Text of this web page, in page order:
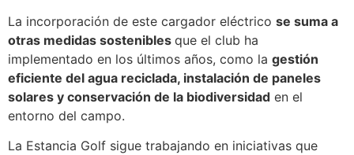
La incorporación de este cargador eléctrico se suma a
otras medidas sostenibles que el club ha
implementado en los últimos años, como la gestión
eficiente del agua reciclada, instalación de paneles
solares y conservación de la biodiversidad en el
entorno del campo.
La Estancia Golf sigue trabajando en iniciativas que